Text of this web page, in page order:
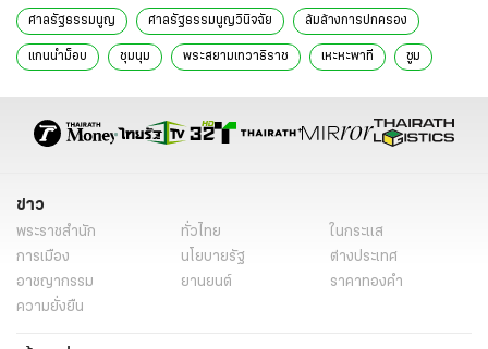
ศาลรัฐธรรมนูญ ศาลรัฐธรรมนูญวินิจฉัย ล้มล้างการปกครอง
แกนนำม็อบ ชุมนุม พระสยามเทวาธิราช เหะหะพาที ซูม
ข่าว
พระราชสำนัก ทั่วไทย
ในกระแส
การเมือง
นโยบายรัฐ
ต่างประเทศ
อาชญากรรม
ยานยนต์
ราคาทองคำ
ความยั่งยืน